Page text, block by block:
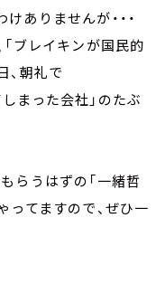
ありませんが・・・
「ブレイキンが国民的
、朝礼で
まった会社」のたぶ
らうはずの「一緒哲
ってますので、ぜひ一